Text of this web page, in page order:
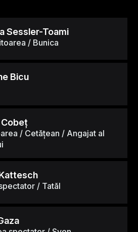
Sessler-Toami
/ Bunica
Bicu
/ Cetățean / Angajat al
/ Tatăl